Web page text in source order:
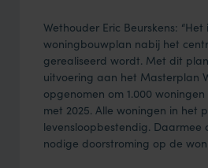
Wethouder Eric Beurskens:
woningbouwplan nabij het
gerealiseerd wordt. Met dit
uitvoering aan het Masterplan
opgenomen om 1.000
met 2025. Alle woningen in het
levensloopbestendig. Daarmee
nodige doorstroming op de